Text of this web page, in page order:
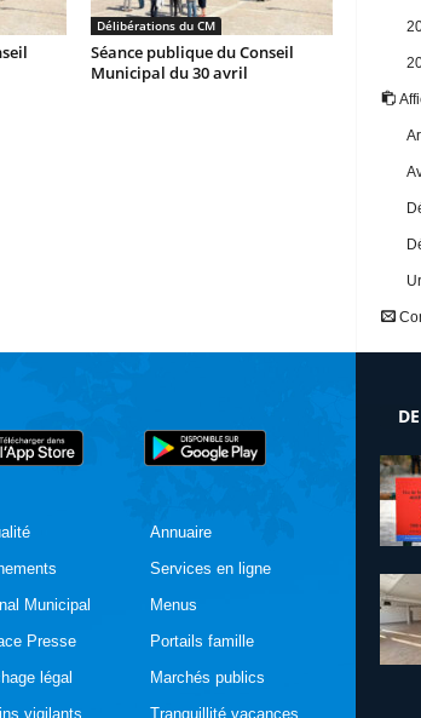
Délibérations du CM
Séance publique du Conseil
Municipal du 30 avril
Municipal
Presse
légal
vigilants
Annuaire
Services en ligne
Menus
Portails famille
Marchés publics
Tranquillité vacances